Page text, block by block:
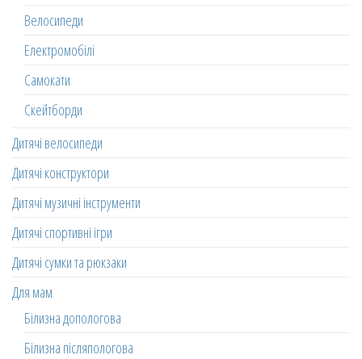
Велосипеди
Електромобілі
Самокати
Скейтборди
Дитячі велосипеди
Дитячі конструктори
Дитячі музичні інструменти
Дитячі спортивні ігри
Дитячі сумки та рюкзаки
Для мам
Білизна допологова
Білизна післяпологова